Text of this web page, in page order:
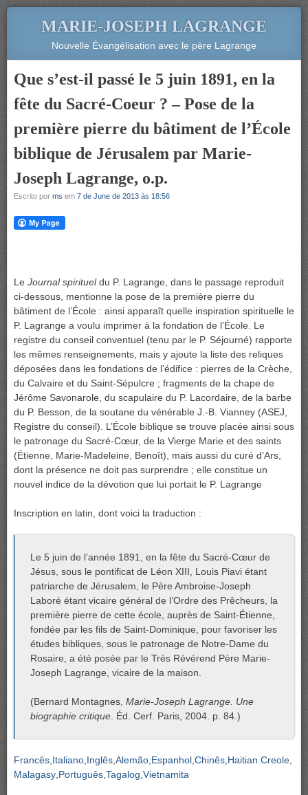
MARIE-JOSEPH LAGRANGE
Nouvelle Évangélisation avec le père Lagrange
Que s’est-il passé le 5 juin 1891, en la
fête du Sacré-Coeur ? – Pose de la
première pierre du bâtiment de l’École
biblique de Jérusalem par Marie-
Joseph Lagrange, o.p.
Escrito por ms em 7 de June de 2013 às 18:56
Le Journal spiritueldu P. Lagrange, dans le passage reproduit
ci-dessous, mentionne la pose de la première pierre du
bâtiment de l’École : ainsi apparaît quelle inspiration spirituelle le
P. Lagrange a voulu imprimer à la fondation de l’École. Le
registre du conseil conventuel (tenu par le P. Séjourné) rapporte
les mêmes renseignements, mais y ajoute la liste des reliques
déposées dans les fondations de l’édifice : pierres de la Crèche,
du Calvaire et du Saint-Sépulcre ; fragments de la chape de
Jérôme Savonarole, du scapulaire du P. Lacordaire, de la barbe
du P. Besson, de la soutane du vénérable J.-B. Vianney (ASEJ,
Registre du conseil). L’École biblique se trouve placée ainsi sous
le patronage du Sacré-Cœur, de la Vierge Marie et des saints
(Étienne, Marie-Madeleine, Benoît), mais aussi du curé d’Ars,
dont la présence ne doit pas surprendre ; elle constitue un
nouvel indice de la dévotion que lui portait le P. Lagrange
Inscription en latin, dont voici la traduction :
Le 5 juin de l’année 1891, en la fête du Sacré-Cœur de
Jésus, sous le pontificat de Léon XIII, Louis Piavi étant
patriarche de Jérusalem, le Père Ambroise-Joseph
Laboré étant vicaire général de l’Ordre des Prêcheurs, la
première pierre de cette école, auprès de Saint-Étienne,
fondée par les fils de Saint-Dominique, pour favoriser les
études bibliques, sous le patronage de Notre-Dame du
Rosaire, a été posée par le Très Révérend Père Marie-
Joseph Lagrange, vicaire de la maison.
(Bernard Montagnes,Marie-Joseph Lagrange. Une
biographie critique. Éd. Cerf. Paris, 2004. p. 84.)
Francês Italiano Inglês Alemão Espanhol Chinês Haitian Creole
Malagasy Português Tagalog Vietnamita